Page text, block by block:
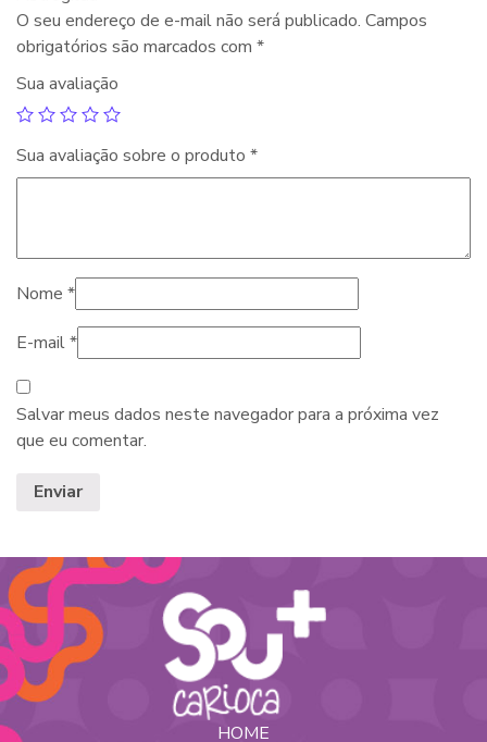
O seu endereço de e-mail não será publicado. Campos
obrigatórios são marcados com *
Sua avaliação
Sua avaliação sobre o produto *
Nome *
E-mail*
Salvar meus dados neste navegador para a próxima vez
que eu comentar.
HOME